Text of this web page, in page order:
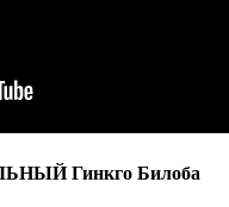
Гинкго Билоба